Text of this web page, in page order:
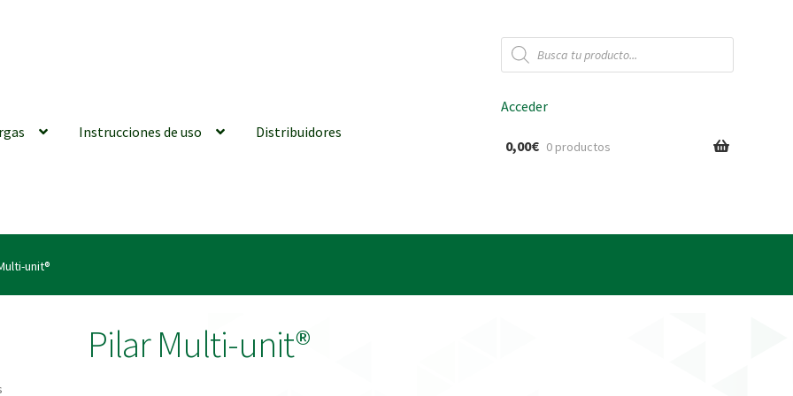
Búsqueda
de
productos
Instrucciones de uso Distribuidores
generales
| Tienda Online!
Acceder
0,00€ 0 productos
unit®
Pilar Multi-unit®